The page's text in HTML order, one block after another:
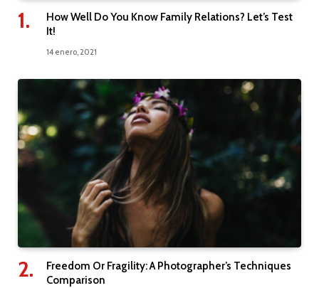
How Well Do You Know Family Relations? Let’s Test
It!
14 enero, 2021
Freedom Or Fragility: A Photographer’s Techniques
Comparison